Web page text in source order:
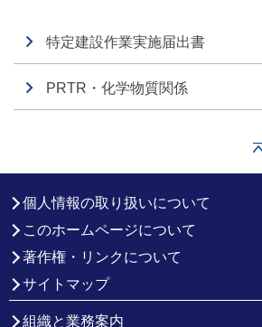
特定建設作業実施届出書
PRTR・化学物質関係
個人情報の取り扱いについて
このホームページについて
著作権・リンクについて
サイトマップ
組織と業務案内